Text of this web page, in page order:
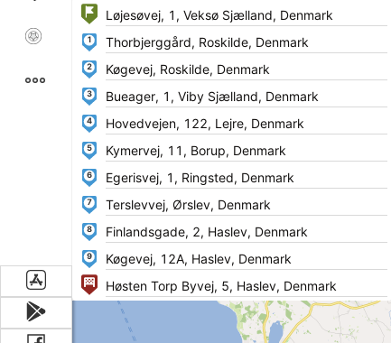
1
2
3
4
5
6
7
8
9